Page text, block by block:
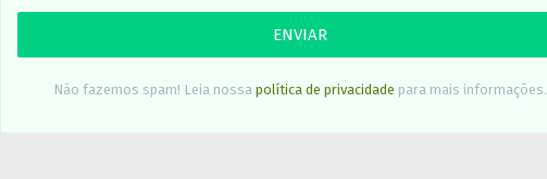
Não fazemos spam! Leia nossa política de privacidade para mais informações.